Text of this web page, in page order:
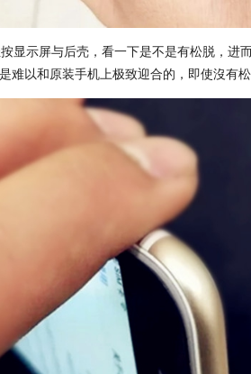
显示屏与后壳，看一下是不是有松脱，进
难以和原装手机上极致迎合的，即使沒有